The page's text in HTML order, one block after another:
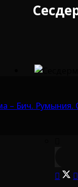
– Бич. Румыния.